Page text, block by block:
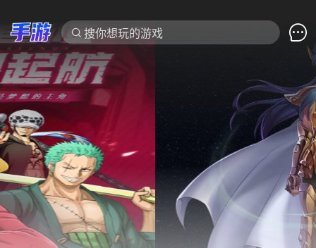
搜你想玩的游戏